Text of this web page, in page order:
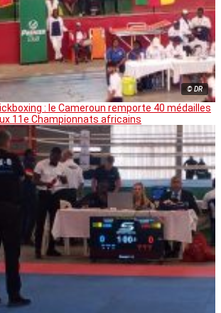
© DR
: le Cameroun remporte 40 médailles
11e Championnats africains